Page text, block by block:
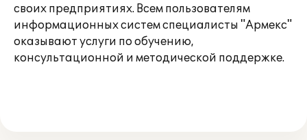
своих предприятиях. Всем пользователям
информационных систем специалисты "Армекс"
оказывают услуги по обучению,
консультационной и методической поддержке.